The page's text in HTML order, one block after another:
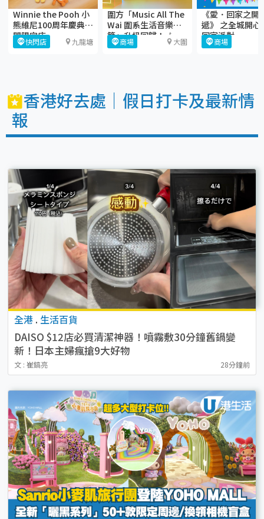
Winnie the Pooh 小
熊維尼100周年慶典期
間限定店
快閃店 九龍塘
圍方「Music All The
Wai 圍系生活音樂
節」升級回歸！🎶
商場 大圍
《愛．回家之開
遞》 之全城開心
回家派對
商場
香港好去處｜假日打卡及最新情
報
全港 . 生活百貨
DAISO $12店必買清潔神器！噴霧敷30分鐘舊鍋變
新！日本主婦瘋搶9大好物
文 : 崔鎬亮 28分鐘前